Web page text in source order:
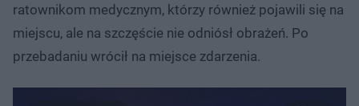
ratownikom medycznym, którzy również pojawili się na
miejscu, ale na szczęście nie odniósł obrażeń. Po
przebadaniu wrócił na miejsce zdarzenia.